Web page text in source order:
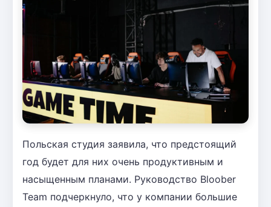
Польская студия заявила, что предстоящий
год будет для них очень продуктивным и
насыщенным планами. Руководство Bloober
Team подчеркнуло, что у компании большие